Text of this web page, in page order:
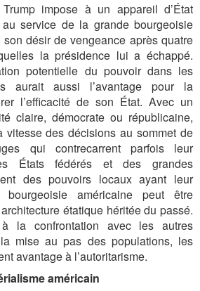
impose à un appareil d’État
service de la grande bourgeoisie
désir de vengeance après quatre
la présidence lui a échappé.
potentielle du pouvoir dans les
aurait aussi l’avantage pour la
l’efficacité de son État. Avec un
claire, démocrate ou républicaine,
vitesse des décisions au sommet de
qui contrecarrent parfois leur
États fédérés et des grandes
des pouvoirs locaux ayant leur
américaine peut être
étatique héritée du passé.
la confrontation avec les autres
mise au pas des populations, les
avantage à l’autoritarisme.
américain